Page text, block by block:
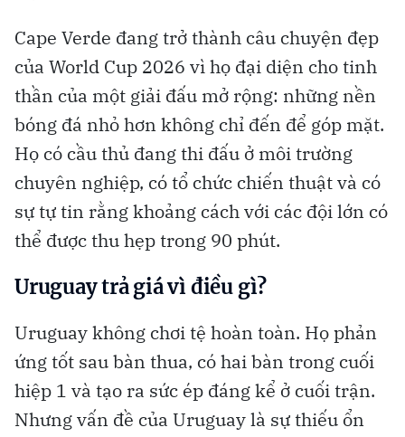
Cape Verde đang trở thành câu chuyện đẹp
của World Cup 2026 vì họ đại diện cho tinh
thần của một giải đấu mở rộng: những nền
bóng đá nhỏ hơn không chỉ đến để góp mặt.
Họ có cầu thủ đang thi đấu ở môi trường
chuyên nghiệp, có tổ chức chiến thuật và có
sự tự tin rằng khoảng cách với các đội lớn có
thể được thu hẹp trong 90 phút.
Uruguay trả giá vì điều gì?
Uruguay không chơi tệ hoàn toàn. Họ phản
ứng tốt sau bàn thua, có hai bàn trong cuối
hiệp 1 và tạo ra sức ép đáng kể ở cuối trận.
Nhưng vấn đề của Uruguay là sự thiếu ổn